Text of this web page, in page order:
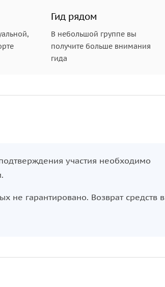
Гид рядом
В небольшой группе вы
получите больше внимания
гида
участия необходимо
не гарантировано. Возврат средств в